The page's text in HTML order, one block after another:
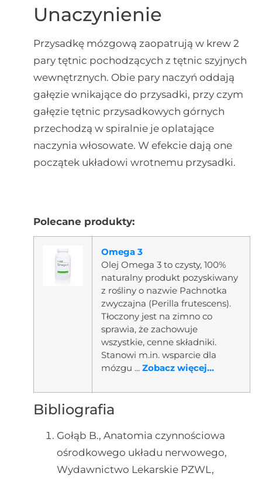
Unaczynienie
Przysadkę mózgową zaopatrują w krew 2
pary tętnic pochodzących z tętnic szyjnych
wewnętrznych. Obie pary naczyń oddają
gałęzie wnikające do przysadki, przy czym
gałęzie tętnic przysadkowych górnych
przechodzą w spiralnie je oplatające
naczynia włosowate. W efekcie dają one
początek układowi wrotnemu przysadki.
Polecane produkty:
Omega 3
Olej Omega 3 to czysty, 100%
naturalny produkt pozyskiwany
z rośliny o nazwie Pachnotka
zwyczajna (Perilla frutescens).
Tłoczony jest na zimno co
sprawia, że zachowuje
wszystkie, cenne składniki.
Stanowi m.in. wsparcie dla
mózgu ... Zobacz więcej...
Bibliografia
Gołąb B., Anatomia czynnościowa
ośrodkowego układu nerwowego,
Wydawnictwo Lekarskie PZWL,